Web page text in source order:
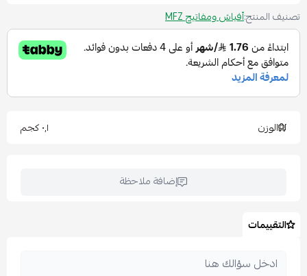
تصنيف المنتج:أفياش ومفاتيح MFZ
الوزن ٠٫١ كجم
إضافة ملاحظة
التقييمات